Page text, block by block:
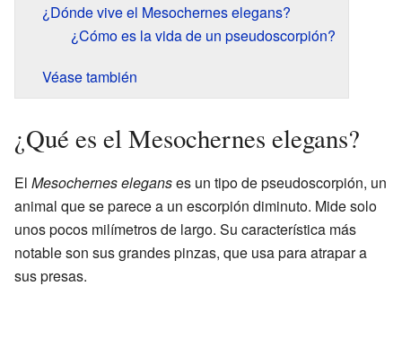
¿Dónde vive el Mesochernes elegans?
¿Cómo es la vida de un pseudoscorpión?
Véase también
¿Qué es el Mesochernes elegans?
El Mesochernes eleganses un tipo de pseudoscorpión, un
animal que se parece a un escorpión diminuto. Mide solo
unos pocos milímetros de largo. Su característica más
notable son sus grandes pinzas, que usa para atrapar a
sus presas.